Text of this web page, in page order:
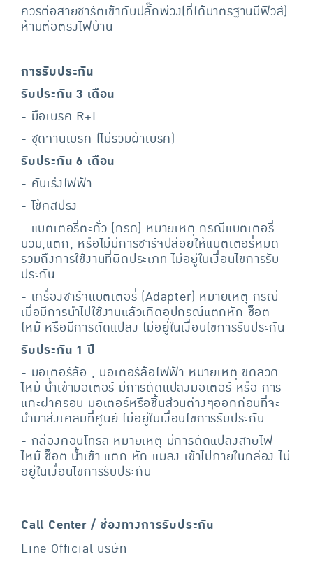
ควรต่อสายชาร์ตเข้ากับปลั๊กพ่วง(ที่ได้มาตรฐานมีฟิวส์)
ห้ามต่อตรงไฟบ้าน
การรับประกัน
รับประกัน 3 เดือน
- มือเบรค R+L
- ชุดจานเบรค (ไม่รวมผ้าเบรค)
รับประกัน 6 เดือน
- คันเร่งไฟฟ้า
- โช้คสปริง
- แบตเตอรี่ตะกั่ว (กรด) หมายเหตุ กรณีแบตเตอรี่
บวม,แตก, หรือไม่มีการชาร์จปล่อยให้แบตเตอรี่หมด
รวมถึงการใช้งานที่ผิดประเภท ไม่อยู่ในเงื่อนไขการรับ
ประกัน
- เครื่องชาร์จแบตเตอรี่ (Adapter) หมายเหตุ กรณี
เมื่อมีการนำไปใช้งานแล้วเกิดอุปกรณ์แตกหัก ช็อต
ไหม้ หรือมีการดัดแปลง ไม่อยู่ในเงื่อนไขการรับประกัน
รับประกัน 1 ปี
- มอเตอร์ล้อ , มอเตอร์ล้อไฟฟ้า หมายเหตุ ขดลวด
ไหม้ น้ำเข้ามอเตอร์ มีการดัดแปลงมอเตอร์ หรือ การ
แกะฝาครอบ มอเตอร์หรือชิ้นส่วนต่างๆออกก่อนที่จะ
นำมาส่งเคลมที่ศูนย์ ไม่อยู่ในเงื่อนไขการรับประกัน
- กล่องคอนโทรล หมายเหตุ มีการดัดแปลงสายไฟ
ไหม้ ช็อต น้ำเข้า แตก หัก แมลง เข้าไปภายในกล่อง ไม่
อยู่ในเงื่อนไขการรับประกัน
Call Center / ช่องทางการรับประกัน
Line Official บริษัท